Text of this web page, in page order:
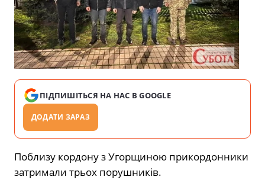
ПІДПИШІТЬСЯ НА НАС В GOOGLE
ДОДАТИ ЗАРАЗ
Поблизу кордону з Угорщиною прикордонники
затримали трьох порушників.